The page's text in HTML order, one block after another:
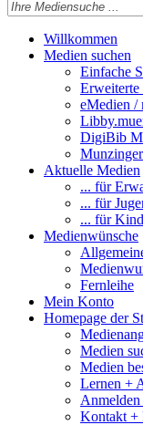
Willkommen
Medien suchen
Einfache
Erweiterte
eMedien /
DigiBib
Aktuelle Medien
... für
... für
... für
Medienwünsche
Fernleihe
Mein Konto
Homepage der
Medien
Medien
Lernen +
Kontakt +